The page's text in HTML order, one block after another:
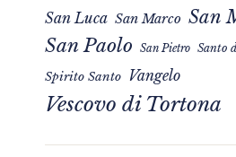
San Luca San Marco San
San Paolo San Pietro Santo
Spirito Santo Vangelo
Vescovo di Tortona